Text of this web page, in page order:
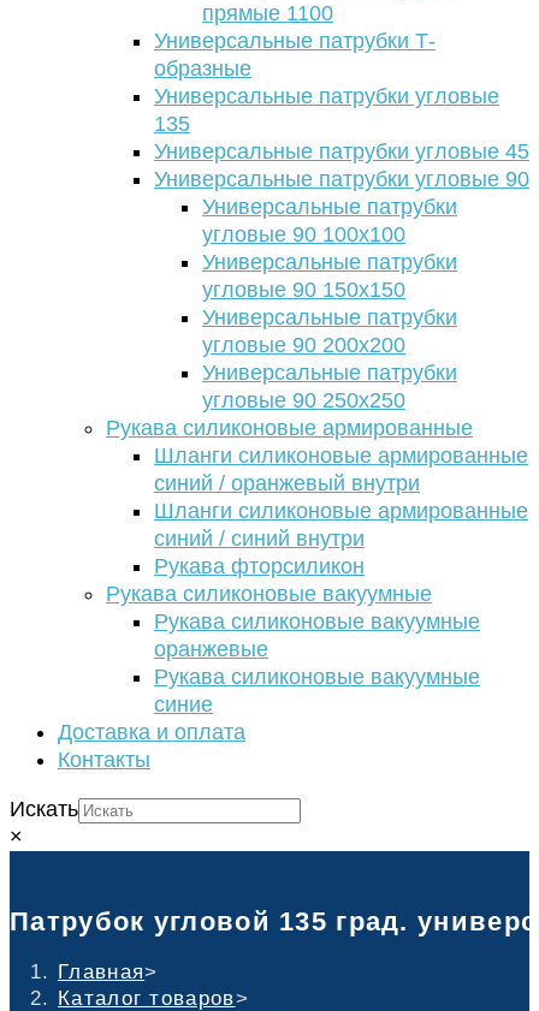
прямые 1100
Универсальные патрубки Т-
образные
Универсальные патрубки угловые
135
Универсальные патрубки угловые 45
Универсальные патрубки угловые 90
Универсальные патрубки
угловые 90 100х100
Универсальные патрубки
угловые 90 150х150
Универсальные патрубки
угловые 90 200х200
Универсальные патрубки
угловые 90 250х250
Рукава силиконовые армированные
Шланги силиконовые армированные
синий / оранжевый внутри
Шланги силиконовые армированные
синий / синий внутри
Рукава фторсиликон
Рукава силиконовые вакуумные
Рукава силиконовые вакуумные
оранжевые
Рукава силиконовые вакуумные
синие
Доставка и оплата
Контакты
Искать
×
Патрубок угловой 135 град.
Главная>
Каталог товаров>